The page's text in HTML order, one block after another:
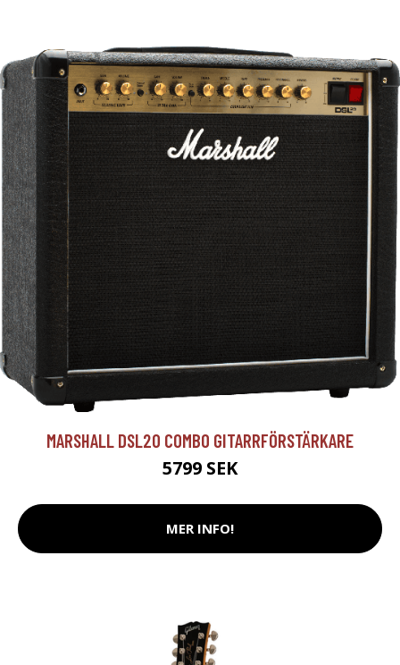
MARSHALL DSL20 COMBO GITARRFÖRSTÄRKARE
5799 SEK
MER INFO!